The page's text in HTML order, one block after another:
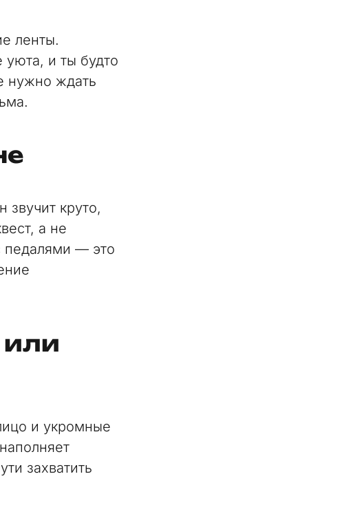
ленты.
и ты будто
нужно ждать
звучит круто,
а не
педалями — это
или
и укромные
захватить